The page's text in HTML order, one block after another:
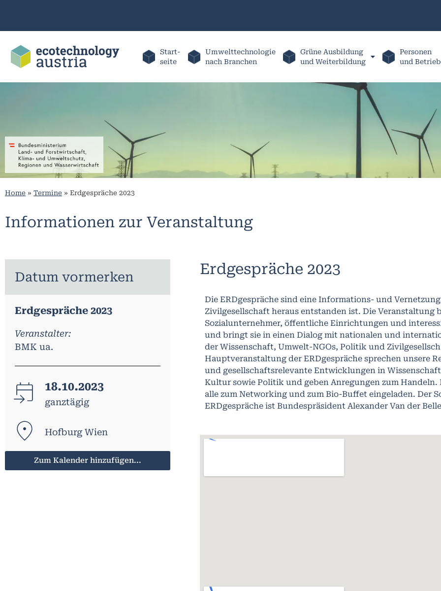
Start-
seite
Umwelttechnologie
nach Branchen
Grüne Ausbildung
und Weiterbildung
Personen
und
Home » Termine » Erdgespräche 2023
Informationen zur Veranstaltung
Datum vormerken
Erdgespräche 2023
Veranstalter:
BMK ua.
18.10.2023
ganztägig
Hofburg Wien
Zum Kalender hinzufügen...
Erdgespräche 2023
Die ERDgespräche sind eine Informations- und
Zivilgesellschaft heraus entstanden ist. Die Veranstaltung
Sozialunternehmer, öffentliche Einrichtungen und
und bringt sie in einen Dialog mit nationalen und
der Wissenschaft, Umwelt-NGOs, Politik und
Hauptveranstaltung der ERDgespräche sprechen unsere
und gesellschaftsrelevante Entwicklungen in
Kultur sowie Politik und geben Anregungen zum Handeln.
alle zum Networking und zum Bio-Buffet eingeladen. Der
ERDgespräche ist Bundespräsident Alexander Van der